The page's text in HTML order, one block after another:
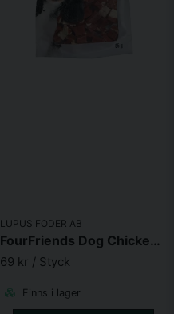
LUPUS FODER AB
FourFriends Dog Chicken Steak Cubes 85g
69 kr / Styck
Finns i lager